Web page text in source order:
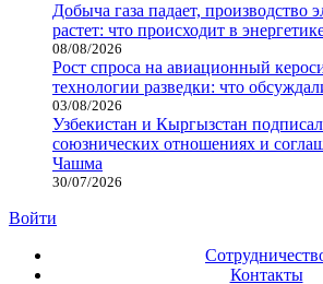
Добыча газа падает, производство
растет: что происходит в
08/08/2026
Рост спроса на авиационный
технологии разведки: что
03/08/2026
Узбекистан и Кыргызстан
союзнических отношениях и
Чашма
30/07/2026
Войти
Контакты